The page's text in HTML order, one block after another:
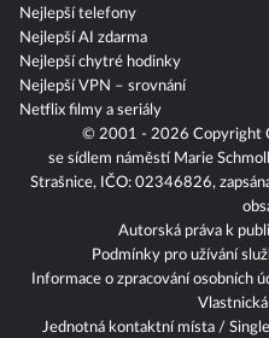
© 2001 - 2026 Copyright
se sídlem náměstí Marie
Strašnice, IČO: 02346826,
Autorská práva k
Podmínky pro užívání
Informace o zpracování osobních
Jednotná kontaktní místa /
Nejlepší telefony
Nejlepší AI zdarma
Nejlepší chytré hodinky
Nejlepší VPN – srovnání
Netflix filmy a seriály